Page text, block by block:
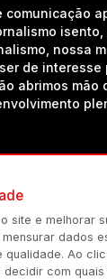
comunicação
isento,
nossa
de interesse
abrimos mão
site e melhorar
dados
Ao
decidir com